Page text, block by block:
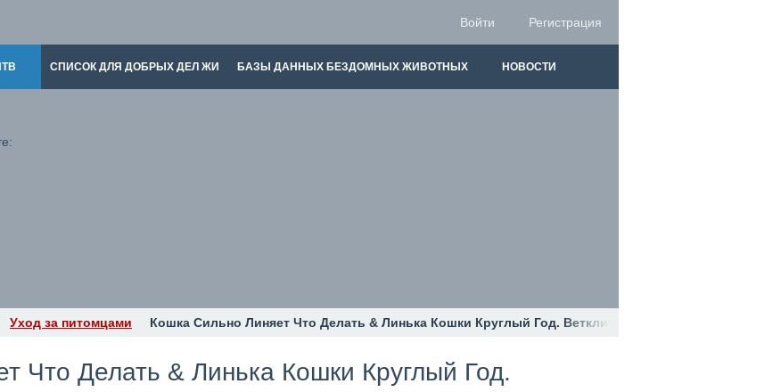
Войти Регистрация
СПИСОК ДЛЯ ДОБРЫХ ДЕЛ ЖИ БАЗЫ ДАННЫХ БЕЗДОМНЫХ ЖИВОТНЫХ НОВОСТИ
Уход за питомцами Кошка Сильно Линяет Что Делать & Линька Кошки Круглый Год. Ветклиника Био-Вет
Что Делать & Линька Кошки Круглый Год.